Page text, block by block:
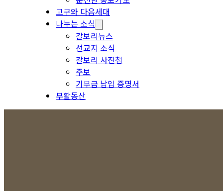
교구와 다음세대
나누는 소식
갈보리뉴스
선교지 소식
갈보리 사진첩
주보
기부금 납입 증명서
부활동산